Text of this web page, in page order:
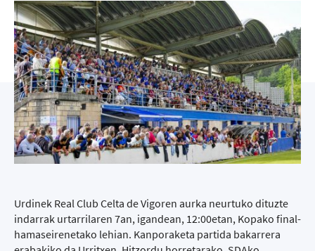
Urdinek Real Club Celta de Vigoren aurka neurtuko dituzte
indarrak urtarrilaren 7an, igandean, 12:00etan, Kopako final-
hamaseirenetako lehian. Kanporaketa partida bakarrera